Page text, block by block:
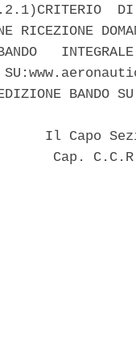
RICEZIONE
INTEGRALE
BANDO
Il Capo
Cap.